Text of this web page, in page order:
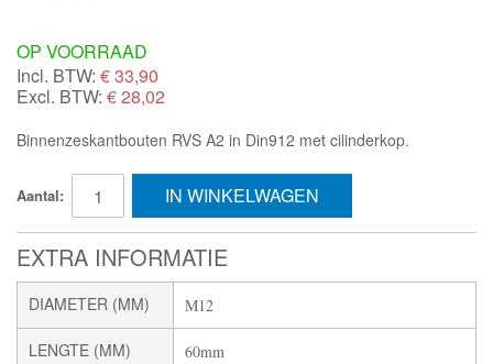
OP VOORRAAD
Incl. BTW: €33,90
Excl. BTW: € 28,02
Binnenzeskantbouten RVS A2 in Din912 met cilinderkop.
Aantal: IN WINKELWAGEN
EXTRA INFORMATIE
DIAMETER (MM) M12
LENGTE (MM) 60mm